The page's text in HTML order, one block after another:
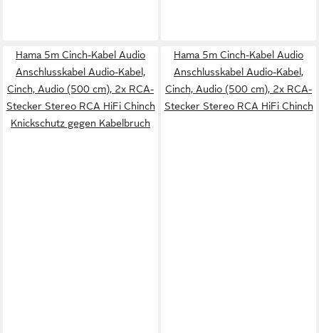
Hama 5m Cinch-Kabel Audio
Anschlusskabel Audio-Kabel,
Cinch, Audio (500 cm), 2x RCA-
Stecker Stereo RCA HiFi Chinch
Knickschutz gegen Kabelbruch
Hama 5m Cinch-Kabel Audio
Anschlusskabel Audio-Kabel,
Cinch, Audio (500 cm), 2x RCA-
Stecker Stereo RCA HiFi Chinch